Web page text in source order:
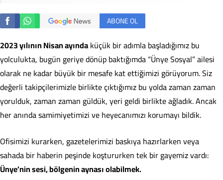
ABONE OL
2023 yılının Nisan ayındaküçük bir adımla başladığımız bu
yolculukta, bugün geriye dönüp baktığımda “Ünye Sosyal” ailesi
olarak ne kadar büyük bir mesafe kat ettiğimizi görüyorum. Siz
değerli takipçilerimizle birlikte çıktığımız bu yolda zaman zaman
yorulduk, zaman zaman güldük, yeri geldi birlikte ağladık. Ancak
her anında samimiyetimizi ve heyecanımızı korumayı bildik.
Ofisimizi kurarken, gazetelerimizi baskıya hazırlarken veya
sahada bir haberin peşinde koştururken tek bir gayemiz vardı:
Ünye’nin sesi, bölgenin aynası olabilmek.